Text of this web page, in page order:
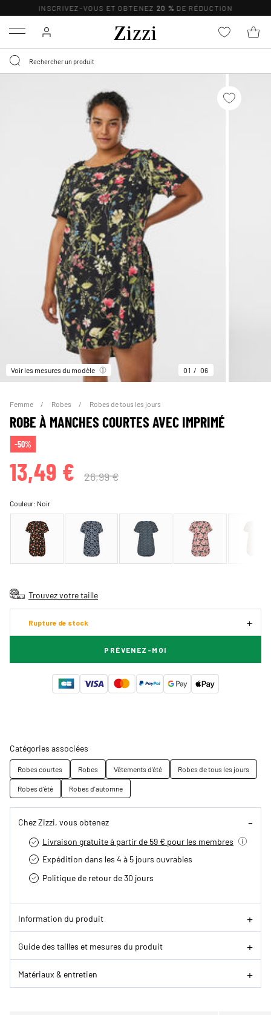
INSCRIVEZ-VOUS ET OBTENEZ 20 % DE RÉDUCTION
Menu
Voir les mesures du modèle 01 06
Femme Robes Robes de tous les jours
ROBE À MANCHES COURTES AVEC IMPRIMÉ
-50%
13,49 € 26,99 €
Couleur: Noir
Trouvez votre taille
Rupture de stock
PRÉVENEZ-MOI
Catégories associées
Robes courtes Robes Vêtements d'été
Robes de tous les jours
Robes d'été
Robes d'automne
Chez Zizzi, vous obtenez
Livraison gratuite à partir de 59 € pour les membres
Expédition dans les 4 à 5 jours ouvrables
Politique de retour de 30 jours
Information du produit
Guide des tailles et mesures du produit
Matériaux & entretien